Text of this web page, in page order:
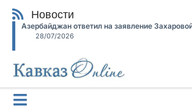
Новости
Азербайджан ответил на заявление
28/07/2026